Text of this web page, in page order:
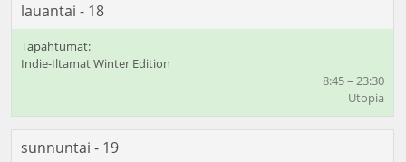
lauantai - 18
Indie-Iltamat Winter Edition
8:45 – 23:30
Utopia
sunnuntai - 19